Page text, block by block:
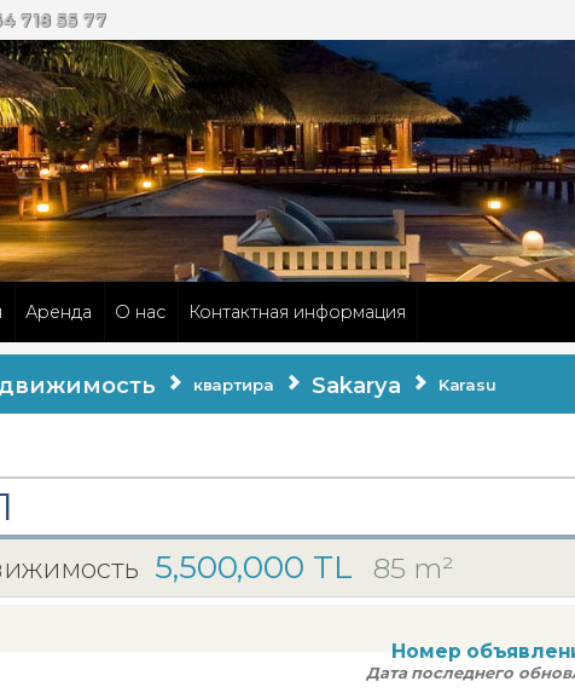
718 55 77
Аренда О нас Контактная информация
квартира Sakarya Karasu
5,500,000 TL 85 m²
Номер
Дата последнего